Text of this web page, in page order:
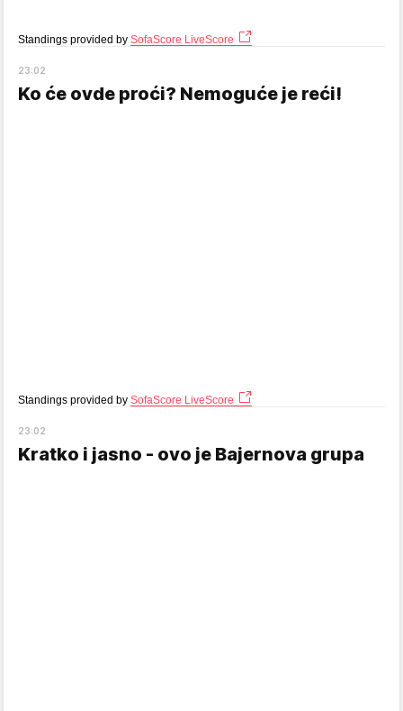
Standings provided by SofaScore LiveScore
23:02
Ko će ovde proći? Nemoguće je reći!
Standings provided by SofaScore LiveScore
23:02
Kratko i jasno - ovo je Bajernova grupa